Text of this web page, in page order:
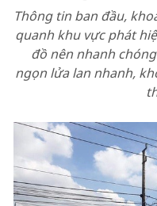
Thông tin ban đầu,
quanh khu vực phát
đồ nên nhanh
ngọn lửa lan nhanh,